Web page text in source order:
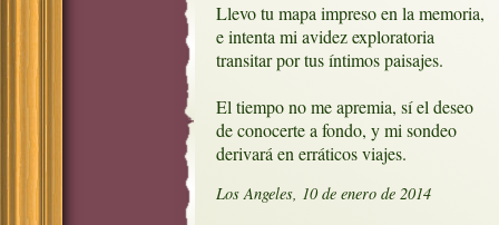
Llevo tu mapa impreso en la memoria,
e intenta mi avidez exploratoria
transitar por tus íntimos paisajes.
El tiempo no me apremia, sí el deseo
de conocerte a fondo, y mi sondeo
derivará en erráticos viajes.
Los Angeles, 10 de enero de 2014